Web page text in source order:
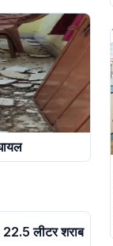
22.5 लीटर शराब